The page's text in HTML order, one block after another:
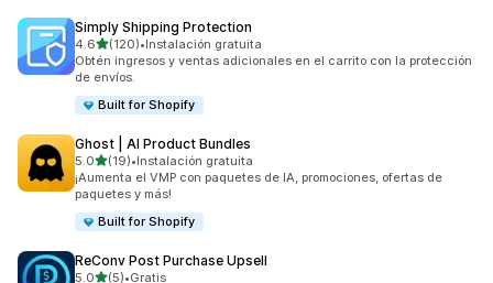
Simply Shipping Protection
4.6de 5 estrellas
(120)
120 reseñas en total
•Instalación gratuita
Obtén ingresos y ventas adicionales en el carrito con la protección
de envíos.
Built for Shopify
Ghost | AI Product Bundles
5.0de 5 estrellas
(19)
19 reseñas en total
•Instalación gratuita
¡Aumenta el VMP con paquetes de IA, promociones, ofertas de
paquetes y más!
Built for Shopify
ReConv Post Purchase Upsell
5.0de 5 estrellas
(5)•Gratis